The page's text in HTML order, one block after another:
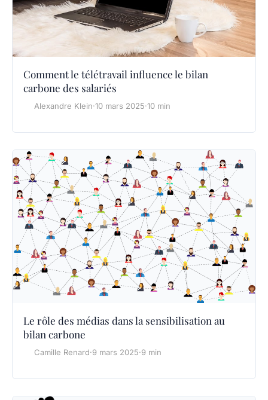
Comment le télétravail influence le bilan
carbone des salariés
Alexandre Klein·10 mars 2025·10 min
Le rôle des médias dans la sensibilisation au
bilan carbone
Camille Renard·9 mars 2025·9 min